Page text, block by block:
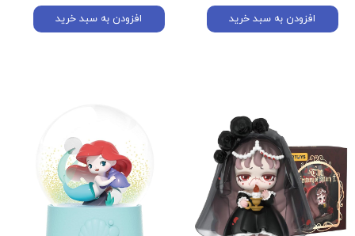
افزودن به سبد خرید افزودن به سبد خرید